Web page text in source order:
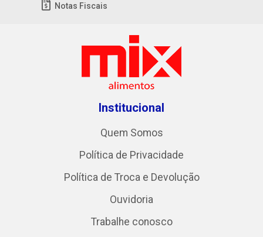
Notas Fiscais
Institucional
Quem Somos
Política de Privacidade
Política de Troca e Devolução
Ouvidoria
Trabalhe conosco